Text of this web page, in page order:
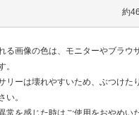
約
る画像の色は、モニターやブラ
。
リーは壊れやすいため、ぶつけ
い。